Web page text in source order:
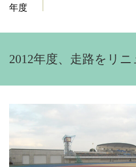
年度
2012年度、走路をリ